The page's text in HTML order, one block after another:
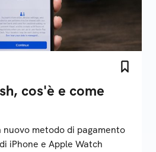
cos'è e come
nuovo metodo di pagamento
iPhone e Apple Watch